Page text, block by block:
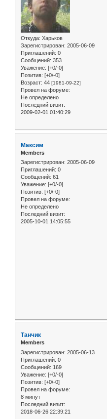
Откуда: Харьков
Зарегистрирован: 2005-06-09
Приглашений: 0
Сообщений: 353
Уважение: [+0/-0]
Позитив: [+0/-0]
Возраст: 44 [1981-09-22]
Провел на форуме:
Не определено
Последний визит:
2009-02-01 01:40:29
Максим
Members
Зарегистрирован: 2005-06-09
Приглашений: 0
Сообщений: 61
Уважение: [+0/-0]
Позитив: [+0/-0]
Провел на форуме:
Не определено
Последний визит:
2005-10-01 14:05:55
Танчик
Members
Зарегистрирован: 2005-06-13
Приглашений: 0
Сообщений: 169
Уважение: [+0/-0]
Позитив: [+0/-0]
Провел на форуме:
8 минут
Последний визит:
2018-06-26 22:39:21